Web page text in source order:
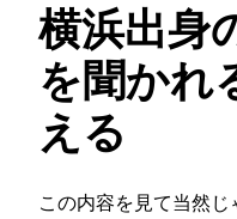
横浜出身
を聞かれ
える
この内容を見て当然